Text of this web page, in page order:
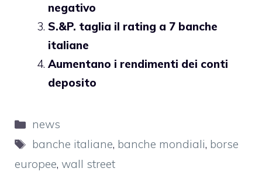
negativo
S.&P. taglia il rating a 7 banche
italiane
Aumentano i rendimenti dei conti
deposito
Categorie
news
Tag
banche italiane, banche mondiali, borse
europee, wall street